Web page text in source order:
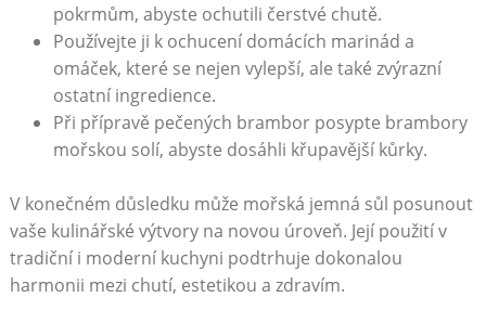
pokrmům, abyste ochutili čerstvé chutě.
Používejte ji k ochucení domácích marinád a
omáček, které se nejen vylepší, ale také zvýrazní
ostatní ingredience.
Při přípravě pečených brambor posypte brambory
mořskou solí, abyste dosáhli křupavější kůrky.
V konečném důsledku může mořská jemná sůl posunout
vaše kulinářské výtvory na novou úroveň. Její použití v
tradiční i moderní kuchyni podtrhuje dokonalou
harmonii mezi chutí, estetikou a zdravím.